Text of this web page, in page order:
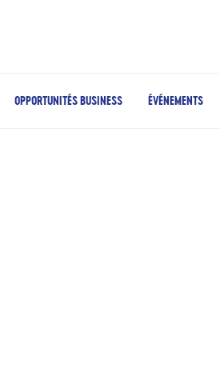
OPPORTUNITÉS BUSINESS ÉVÉNEMENTS